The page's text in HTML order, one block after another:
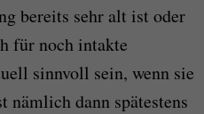
bereits sehr alt ist oder
für noch intakte
sinnvoll sein, wenn sie
dann spätestens